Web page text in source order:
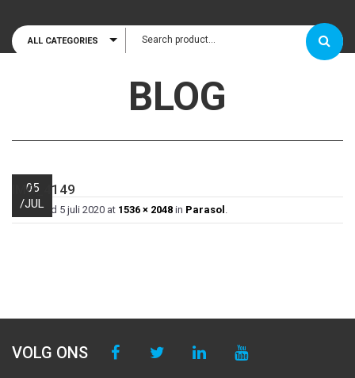
ALL CATEGORIES
BLOG
05
/JUL
IMG_4149
Published 5 juli 2020 at 1536 × 2048 in Parasol
VOLG ONS